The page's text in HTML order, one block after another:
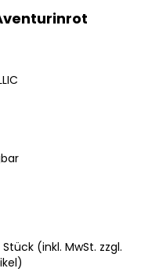
(inkl. MwSt. zzgl.
)